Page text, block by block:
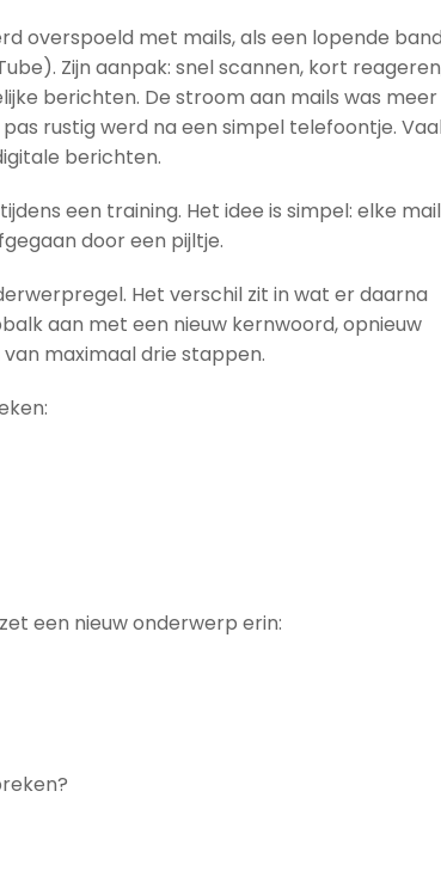
overspoeld met mails, als een lopende band
Zijn aanpak: snel scannen, kort
berichten. De stroom aan mails was meer
rustig werd na een simpel telefoontje.
berichten.
een training. Het idee is simpel: elke mail
door een pijltje.
Het verschil zit in wat er daarna
aan met een nieuw kernwoord, opnieuw
maximaal drie stappen.
een nieuw onderwerp erin: